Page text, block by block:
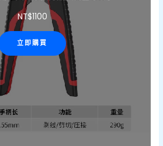
NT$1100
立即購買